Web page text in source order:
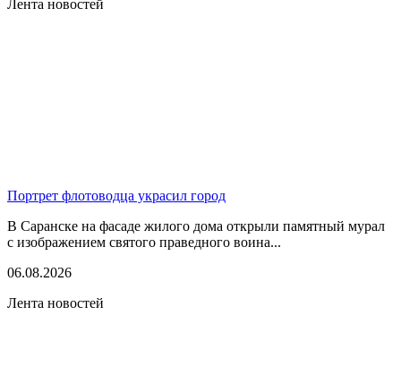
Лента новостей
Портрет флотоводца украсил город
В Саранске на фасаде жилого дома открыли памятный мурал
с изображением святого праведного воина...
06.08.2026
Лента новостей